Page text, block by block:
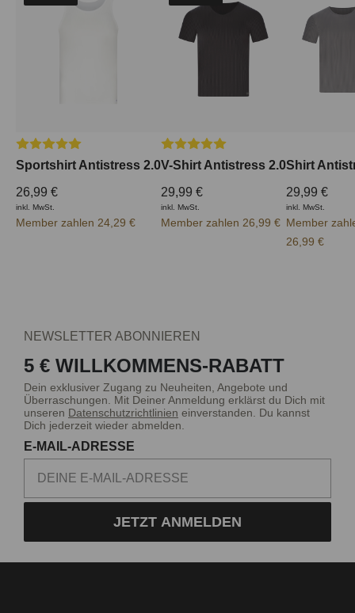
Durchschnittliche Bewertung von 5 von 5 Sternen
Sportshirt Antistress 2.0
26,99 €
inkl. MwSt.
Member zahlen 24,29 €
Durchschnittliche Bewertung von
V-Shirt Antistress 2.0
29,99 €
inkl. MwSt.
Member zahlen 26,99 €
Shirt
29,99 €
inkl. MwSt.
Member
26,99 €
NEWSLETTER ABONNIEREN
5 € WILLKOMMENS-RABATT
Dein exklusiver Zugang zu Neuheiten, Angebote und
Überraschungen. Mit Deiner Anmeldung erklärst du Dich mit
unseren Datenschutzrichtlinien einverstanden. Du kannst
Dich jederzeit wieder abmelden.
E-MAIL-ADRESSE
JETZT ANMELDEN